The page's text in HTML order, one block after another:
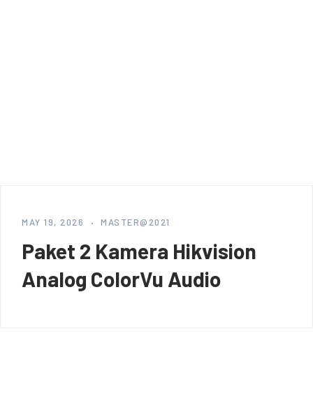
MAY 19, 2026 MASTER@2021
Paket 2 Kamera Hikvision
Analog ColorVu Audio